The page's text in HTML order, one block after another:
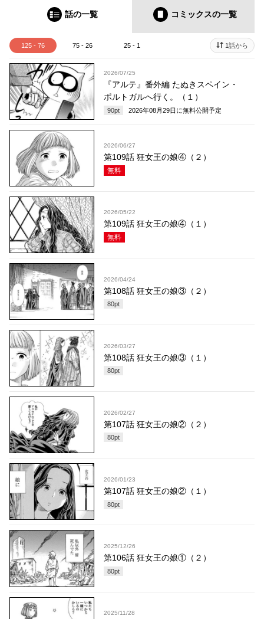
話の一覧 コミックスの一覧
125 - 76 75 - 26 25 - 1 1話から
2026/07/25
『アルテ』番外編 たぬきスペイン・
ポルトガルへ行く。（１）
90pt 2026年08月29日 に無料公開予定
2026/06/27
第109話 狂女王の娘④（２）
無料
2026/05/22
第109話 狂女王の娘④（１）
無料
2026/04/24
第108話 狂女王の娘③（２）
80pt
2026/03/27
第108話 狂女王の娘③（１）
80pt
2026/02/27
第107話 狂女王の娘②（２）
80pt
2026/01/23
第107話 狂女王の娘②（１）
80pt
2025/12/26
第106話 狂女王の娘①（２）
80pt
2025/11/28